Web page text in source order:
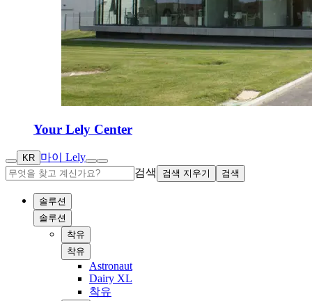
Your Lely Center
KR 마이 Lely
검색
검색 지우기 검색
솔루션
솔루션
착유
착유
Astronaut
Dairy XL
착유